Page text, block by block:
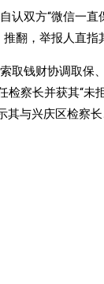
认双方“微信一
翻，举报人直指
取钱财协调取保
察长并获其“未
其与兴庆区检察